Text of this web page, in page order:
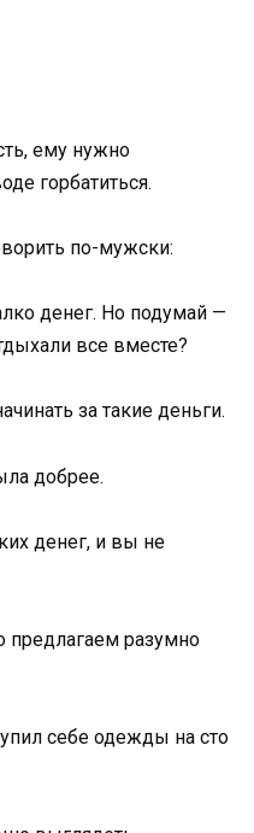
ему нужно
горбатиться.
по-мужски:
денег. Но подумай —
все вместе?
за такие деньги.
добрее.
денег, и вы не
разумно
себе одежды на сто